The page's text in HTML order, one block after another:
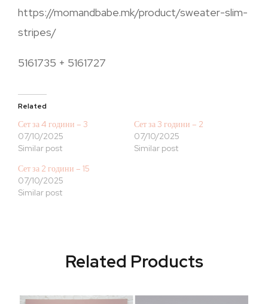
https://momandbabe.mk/product/sweater-slim-
stripes/
5161735 + 5161727
Related
Сет за 4 години – 3
07/10/2025
Similar post
Сет за 3 години – 2
07/10/2025
Similar post
Сет за 2 години – 15
07/10/2025
Similar post
Related Products